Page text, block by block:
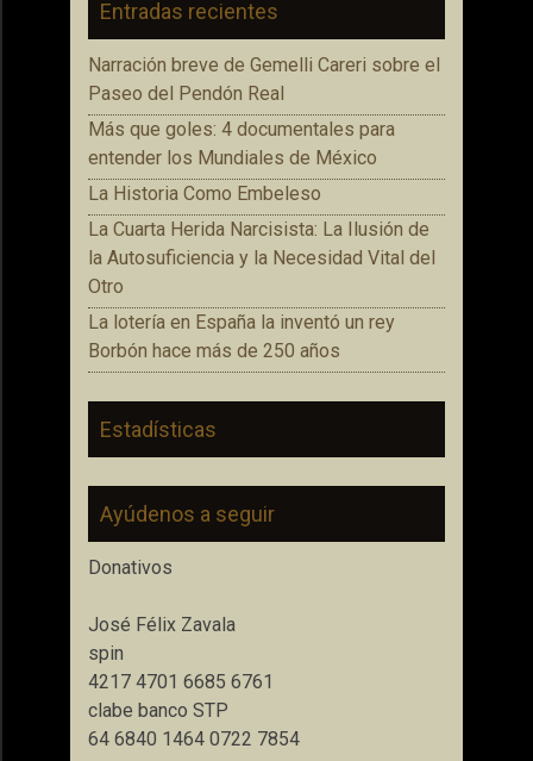
Entradas recientes
Narración breve de Gemelli Careri sobre el
Paseo del Pendón Real
Más que goles: 4 documentales para
entender los Mundiales de México
La Historia Como Embeleso
La Cuarta Herida Narcisista: La Ilusión de
la Autosuficiencia y la Necesidad Vital del
Otro
La lotería en España la inventó un rey
Borbón hace más de 250 años
Estadísticas
Ayúdenos a seguir
Donativos
José Félix Zavala
spin
4217 4701 6685 6761
clabe banco STP
64 6840 1464 0722 7854